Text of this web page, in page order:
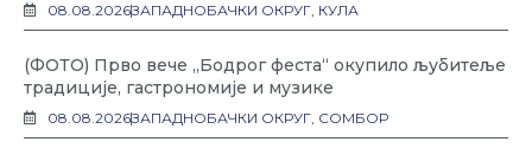
08.08.2026ЗАПАДНОБАЧКИ ОКРУГ, КУЛА
(ФОТО) Прво вече „Бодрог феста“ окупило љубитеље
традиције, гастрономије и музике
08.08.2026ЗАПАДНОБАЧКИ ОКРУГ, СОМБОР